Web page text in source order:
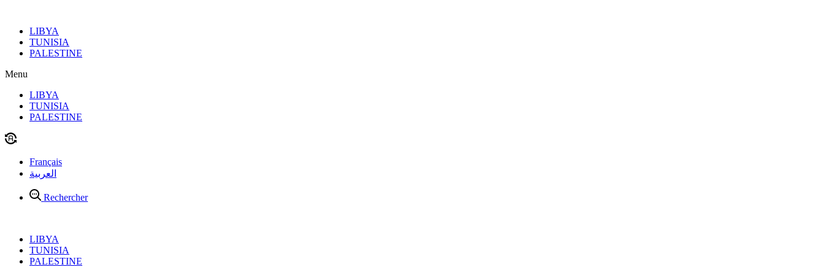
contenuLIBYA
TUNISIA
PALESTINE
Menu
LIBYA
TUNISIA
PALESTINE
Français
العربية
Rechercher
LIBYA
TUNISIA
PALESTINE